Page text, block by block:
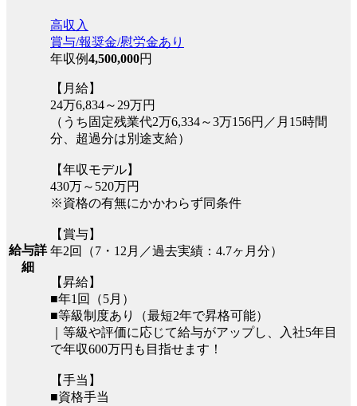
給与詳
細
高収入
賞与/報奨金/慰労金あり
年収例4,500,000円
【月給】
24万6,834～29万円
（うち固定残業代2万6,334～3万156円／月15時間
分、超過分は別途支給）
【年収モデル】
430万～520万円
※資格の有無にかかわらず同条件
【賞与】
年2回（7・12月／過去実績：4.7ヶ月分）
【昇給】
■年1回（5月）
■等級制度あり（最短2年で昇格可能）
｜等級や評価に応じて給与がアップし、入社5年目
で年収600万円も目指せます！
【手当】
■資格手当